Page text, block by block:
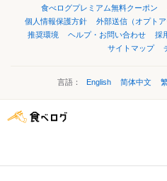
食べログプレミアム無料クーポン
個人情報保護方針
外部送信（オプトア
推奨環境
ヘルプ・お問い合わせ 採
サイトマップ
言語： English 简体中文